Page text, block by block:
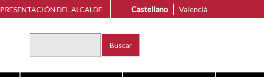
PRESENTACIÓN DEL ALCALDE Castellano Valencià